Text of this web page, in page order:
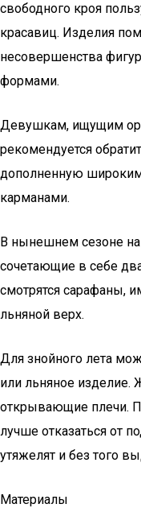
свободного кроя
красавиц. Изделия
несовершенства
формами.
Девушкам, ищущим
рекомендуется
дополненную
карманами.
В нынешнем сезоне на
сочетающие в себе
смотрятся
льняной верх.
Для знойного лета
или льняное изделие.
открывающие плечи.
лучше отказаться от
утяжелят и без того
Материалы